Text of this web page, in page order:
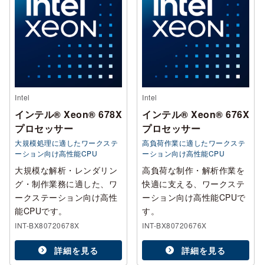
Intel
インテル® Xeon® 678X
プロセッサー
大規模処理に適したワークステ
ーション向け高性能CPU
大規模な解析・レンダリン
グ・制作業務に適した、ワ
ークステーション向け高性
能CPUです。
INT-BX80720678X
詳細を見る
Intel
インテル® Xeon® 676X
プロセッサー
高負荷作業に適したワークステ
ーション向け高性能CPU
高負荷な制作・解析作業を
快適に支える、ワークステ
ーション向け高性能CPUで
す。
INT-BX80720676X
詳細を見る